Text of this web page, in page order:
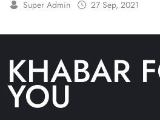
Super Admin 27 Sep, 2021
KHABAR
YOU